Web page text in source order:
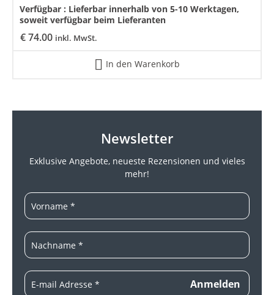
€74.00 inkl. MwSt.
Verfügbar : Lieferbar innerhalb von 5-10 Werktagen,
soweit verfügbar beim Lieferanten
In den Warenkorb
Newsletter
Exklusive Angebote, neueste Rezensionen und vieles
mehr!